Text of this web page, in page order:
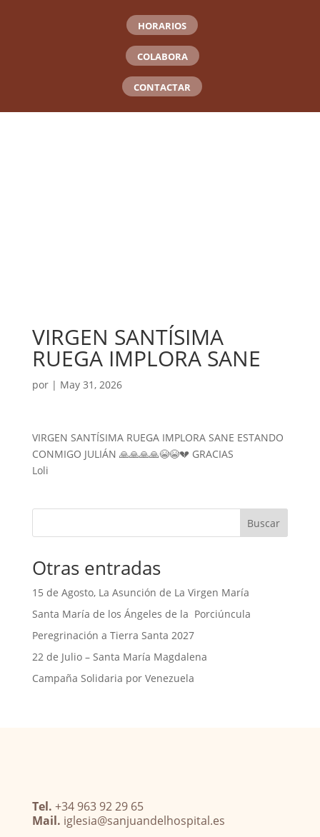
HORARIOS
COLABORA
CONTACTAR
VIRGEN SANTÍSIMA
RUEGA IMPLORA SANE
por | May 31, 2026
VIRGEN SANTÍSIMA RUEGA IMPLORA SANE ESTANDO
CONMIGO JULIÁN 🙏🙏🙏🙏😭😭💔 GRACIAS
Loli
Buscar
Otras entradas
15 de Agosto, La Asunción de La Virgen María
Santa María de los Ángeles de la Porciúncula
Peregrinación a Tierra Santa 2027
22 de Julio – Santa María Magdalena
Campaña Solidaria por Venezuela
Tel. +34 963 92 29 65
Mail. iglesia@sanjuandelhospital.es